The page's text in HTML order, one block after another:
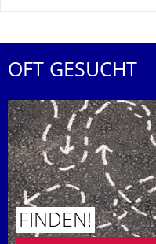
OFT GESUCHT
FINDEN!